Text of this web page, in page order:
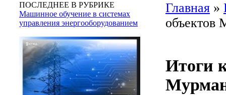
ПОСЛЕДНЕЕ В РУБРИКЕ
Машинное обучение в системах
управления энергооборудованием
Главная »
объектов
Итоги